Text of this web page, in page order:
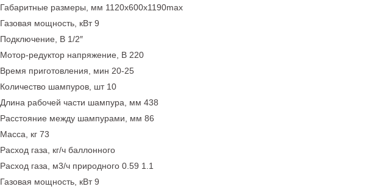
Габаритные размеры, мм 1120х600х1190max
Газовая мощность, кВт 9
Подключение, В 1/2″
Мотор-редуктор напряжение, В 220
Время приготовления, мин 20-25
Количество шампуров, шт 10
Длина рабочей части шампура, мм 438
Расстояние между шампурами, мм 86
Масса, кг 73
Расход газа, кг/ч баллонного
Расход газа, м3/ч природного 0.59 1.1
Газовая мощность, кВт 9